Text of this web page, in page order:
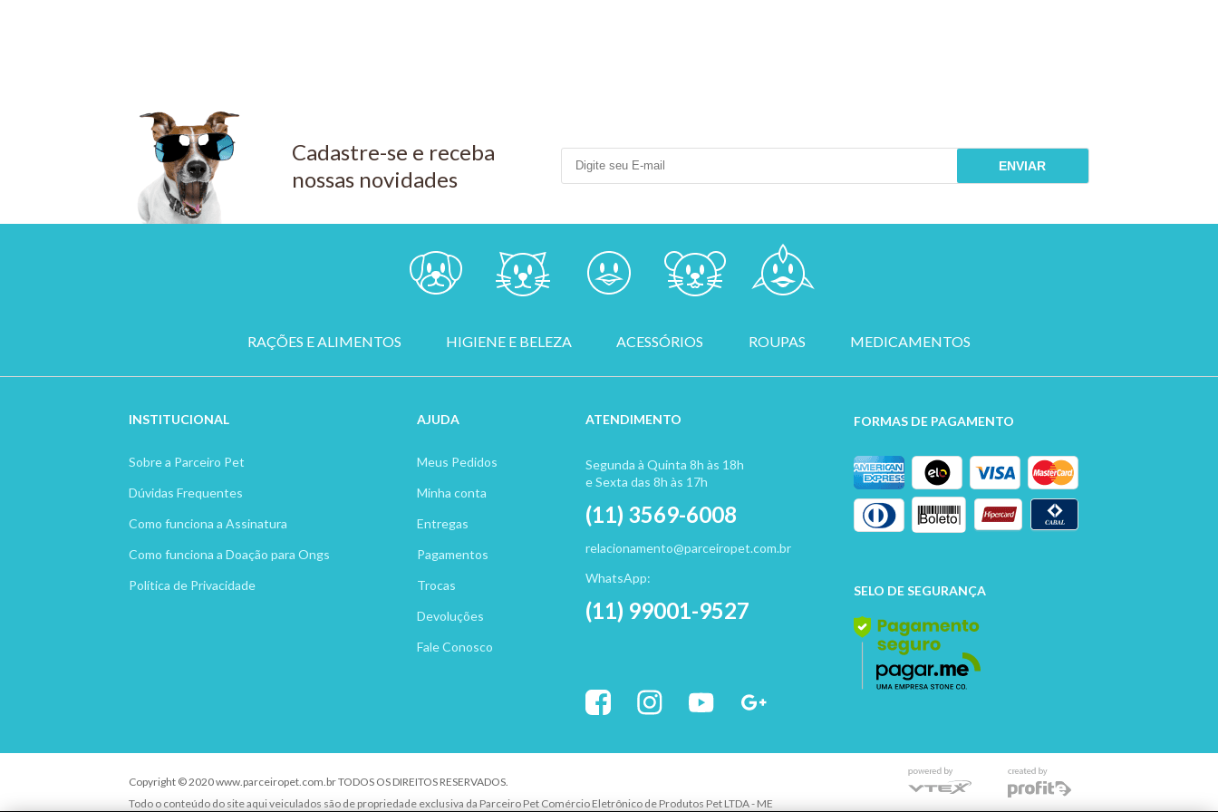
Cadastre-se e receba
nossas novidades
ENVIAR
RAÇÕES E ALIMENTOS HIGIENE E BELEZA ACESSÓRIOS ROUPAS MEDICAMENTOS
INSTITUCIONAL
Sobre a Parceiro Pet
Dúvidas Frequentes
Como funciona a Assinatura
Como funciona a Doação para Ongs
Política de Privacidade
AJUDA
Meus Pedidos
Minha conta
Entregas
Pagamentos
Trocas
Devoluções
Fale Conosco
ATENDIMENTO
Segunda à Quinta 8h às 18h
e Sexta das 8h às 17h
(11) 3569-6008
relacionamento@parceiropet.com.br
WhatsApp:
(11) 99001-9527
FORMAS DE PAGAMENTO
SELO DE SEGURANÇA
Copyright © 2020 www.parceiropet.com.br TODOS OS DIREITOS RESERVADOS.
Todo o conteúdo do site aqui veiculados são de propriedade exclusiva da Parceiro Pet Comércio Eletrônico de Produtos Pet LTDA - ME